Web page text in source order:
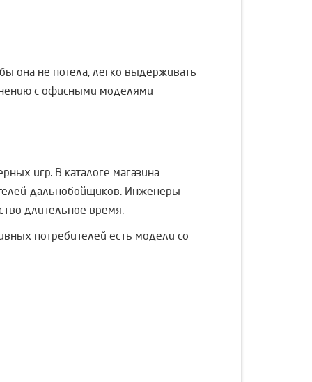
она не потела, легко выдерживать
с офисными моделями
игр. В каталоге магазина
дальнобойщиков. Инженеры
длительное время.
потребителей есть модели со